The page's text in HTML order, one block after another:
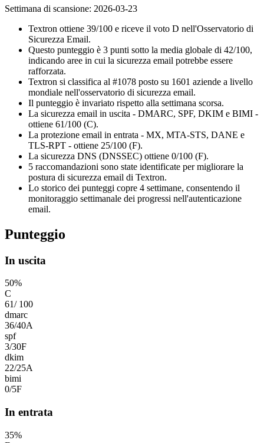
Settimana di scansione: 2026-03-23
Textron ottiene 39/100 e riceve il voto D nell'Osservatorio di
Sicurezza Email.
Questo punteggio è 3 punti sotto la media globale di 42/100,
indicando aree in cui la sicurezza email potrebbe essere
rafforzata.
Textron si classifica al #1078 posto su 1601 aziende a livello
mondiale nell'osservatorio di sicurezza email.
Il punteggio è invariato rispetto alla settimana scorsa.
La sicurezza email in uscita - DMARC, SPF, DKIM e BIMI -
ottiene 61/100 (C).
La protezione email in entrata - MX, MTA-STS, DANE e
TLS-RPT - ottiene 25/100 (F).
La sicurezza DNS (DNSSEC) ottiene 0/100 (F).
5 raccomandazioni sono state identificate per migliorare la
postura di sicurezza email di Textron.
Lo storico dei punteggi copre 4 settimane, consentendo il
monitoraggio settimanale dei progressi nell'autenticazione
email.
Punteggio
In uscita
50%
C
61/ 100
dmarc
36/40A
spf
3/30F
dkim
22/25A
bimi
0/5F
In entrata
35%